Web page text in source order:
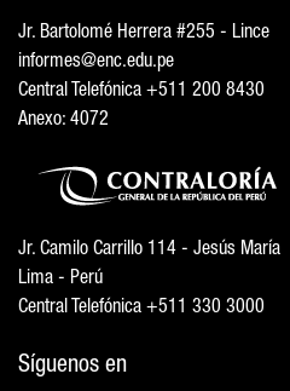
Jr. Bartolomé Herrera #255 - Lince
informes@enc.edu.pe
Central Telefónica +511 200 8430
Anexo: 4072
Jr. Camilo Carrillo 114 - Jesús María
Lima - Perú
Central Telefónica +511 330 3000
Síguenos en